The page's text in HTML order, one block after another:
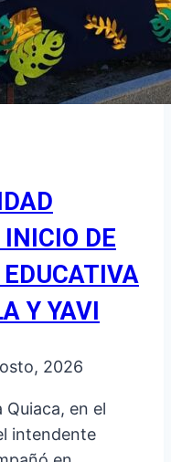
DE
Y YAVI
2026
Quiaca, en el
intendente